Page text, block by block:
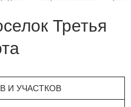
И УЧАСТКОВ